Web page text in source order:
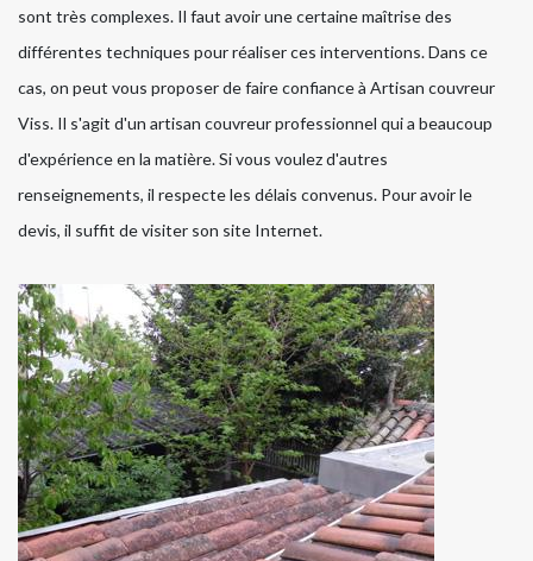
sont très complexes. Il faut avoir une certaine maîtrise des
différentes techniques pour réaliser ces interventions. Dans ce
cas, on peut vous proposer de faire confiance à Artisan couvreur
Viss. Il s'agit d'un artisan couvreur professionnel qui a beaucoup
d'expérience en la matière. Si vous voulez d'autres
renseignements, il respecte les délais convenus. Pour avoir le
devis, il suffit de visiter son site Internet.